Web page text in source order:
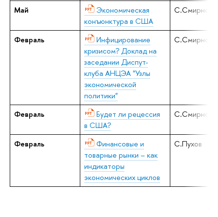
Май
Экономическая
конъюнктура в США
C.Смирнов
Февраль
Инфицирование
кризисом? Доклад на
заседании Диспут-
клуба АНЦЭА "Узлы
экономической
политики"
C.Смирнов
Февраль
Будет ли рецессия
в США?
C.Смирнов
Февраль
Финансовые и
товарные рынки – как
индикаторы
экономических циклов
C.Пухов